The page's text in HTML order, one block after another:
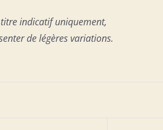
indicatif uniquement,
de légères variations.